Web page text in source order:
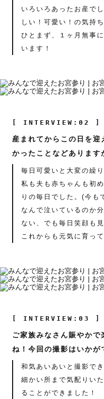
いろいろあったお産で
しい！可愛い！の気持
ひとまず、１ヶ月無事
います！
[ INTERVIEW:02 ]
産まれてからこの日を
かったことなどあります
毎日可愛いと大変の繰り
私も夫も赤ちゃんも初
りの毎日でした。(今も
なんで泣いているのか
ない、でも毎日笑顔も
これからも元気に育っ
[ INTERVIEW:03 ]
ご家族みなさん賑やかで
ね！今回の撮影はいかが
和気あいあいと撮影で
細かい所まで気配りい
ることができました！